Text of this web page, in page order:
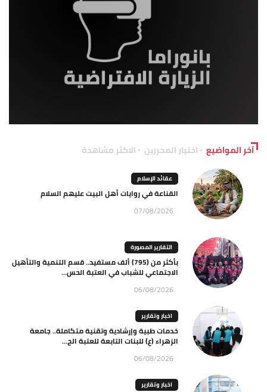
آخر المواضيع اختيار المحررين الاكثر مشاهدة
عقائد الإسلام
القناعة في روايات أهل البيت عليهم السلام
07/08/2026
التقارير المصورة
بأكثر من (795) ألف مستفيد.. قسم التنمية والتأهيل
الاجتماعي للشباب في العتبة الحس...
06/08/2026
اخبار وتقارير
خدمات طبية وإرشادية وتقنية متكاملة.. جامعة
الزهراء (ع) للبنات التابعة للعتبة الح...
06/08/2026
اخبار وتقارير